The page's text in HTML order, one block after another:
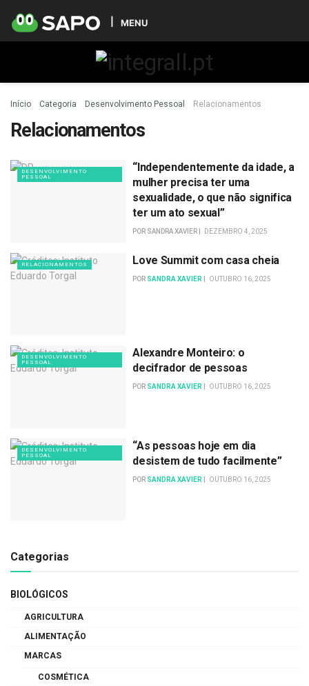
MENU
Início Categoria Desenvolvimento Pessoal Relacionamentos
Relacionamentos
DESENVOLVIMENTO
PESSOAL
“Independentemente da idade, a
mulher precisa ter uma
sexualidade, o que não significa
ter um ato sexual”
POR SANDRA XAVIER DEZEMBRO 4, 2025
RELACIONAMENTOS Love Summit com casa cheia
POR SANDRA XAVIER OUTUBRO 16, 2025
DESENVOLVIMENTO
PESSOAL
Alexandre Monteiro: o
decifrador de pessoas
POR SANDRA XAVIER OUTUBRO 16, 2025
DESENVOLVIMENTO
PESSOAL
“As pessoas hoje em dia
desistem de tudo facilmente”
POR SANDRA XAVIER OUTUBRO 16, 2025
Categorias
BIOLÓGICOS
AGRICULTURA
ALIMENTAÇÃO
MARCAS
COSMÉTICA